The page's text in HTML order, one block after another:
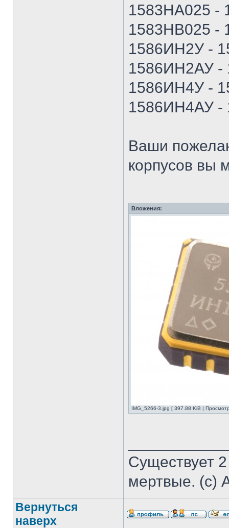
1583НА025 -
1583НВ025 -
1586ИН2У -
1586ИН2АУ -
1586ИН4У -
1586ИН4АУ -
Ваши
корпусов вы
Вложения:
IMG_5266-3.jpg [ 397.88 KiB |
Существует
мертвые. (с)
Вернуться
наверх